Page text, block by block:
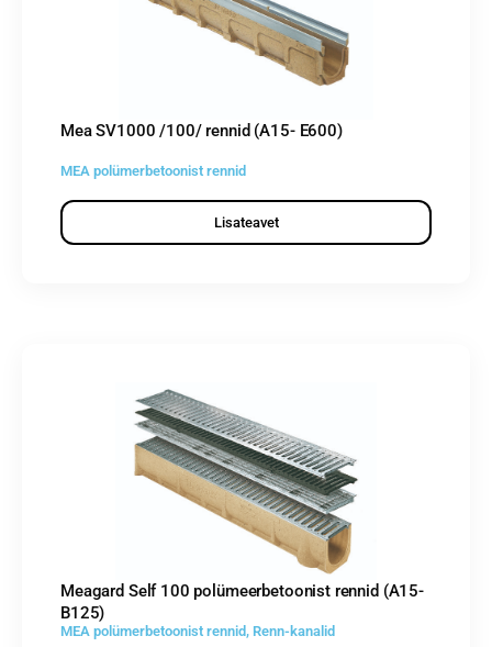
Mea SV1000 /100/ rennid (A15- E600)
MEA polümerbetoonist rennid
Lisateavet
Meagard Self 100 polümeerbetoonist rennid (A15-
B125)
MEA polümerbetoonist rennid , Renn-kanalid